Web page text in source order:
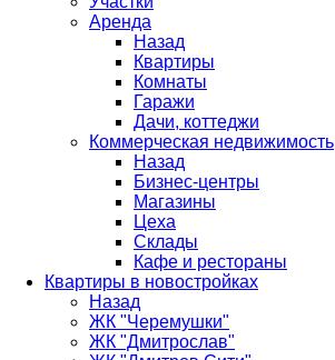
Аренда
Назад
Квартиры
Комнаты
Гаражи
Дачи, коттеджи
Коммерческая недвижимость
Назад
Бизнес-центры
Магазины
Цеха
Склады
Кафе и рестораны
Квартиры в новостройках
Назад
ЖК "Черемушки"
ЖК "Дмитрослав"